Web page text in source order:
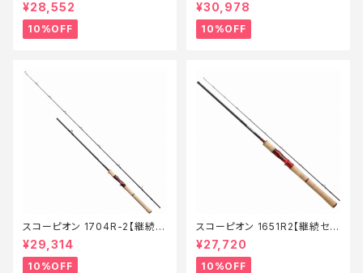
¥28,552
10%OFF
¥30,978
10%OFF
スコーピオン 1704R-2【継続セ
ール_ロッド】【10】
¥29,314
10%OFF
スコーピオン 1651R2【継続セー
ル_ロッド】【10】
¥27,720
10%OFF